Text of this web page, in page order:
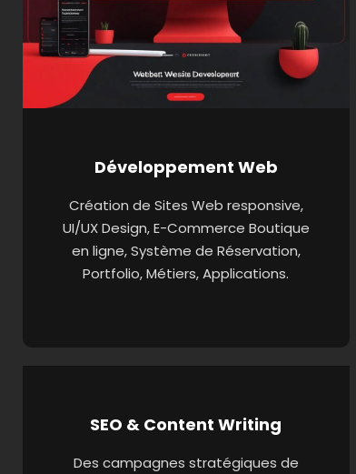
Développement Web
Création de Sites Web responsive,
UI/UX Design, E-Commerce Boutique
en ligne, Système de Réservation,
Portfolio, Métiers, Applications.
SEO & Content Writing
Des campagnes stratégiques de